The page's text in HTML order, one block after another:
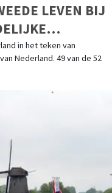
LEVEN BIJ
in het teken van
Nederland. 49 van de 52